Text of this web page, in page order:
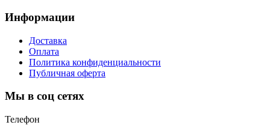
Информации
Доставка
Оплата
Политика конфиденциальности
Публичная оферта
Мы в соц сетях
Телефон